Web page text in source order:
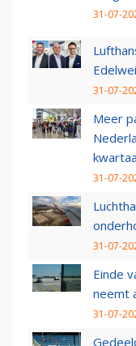
31-07-
31-07-
Meer
31-07-
31-07-
Einde
neemt
31-07-